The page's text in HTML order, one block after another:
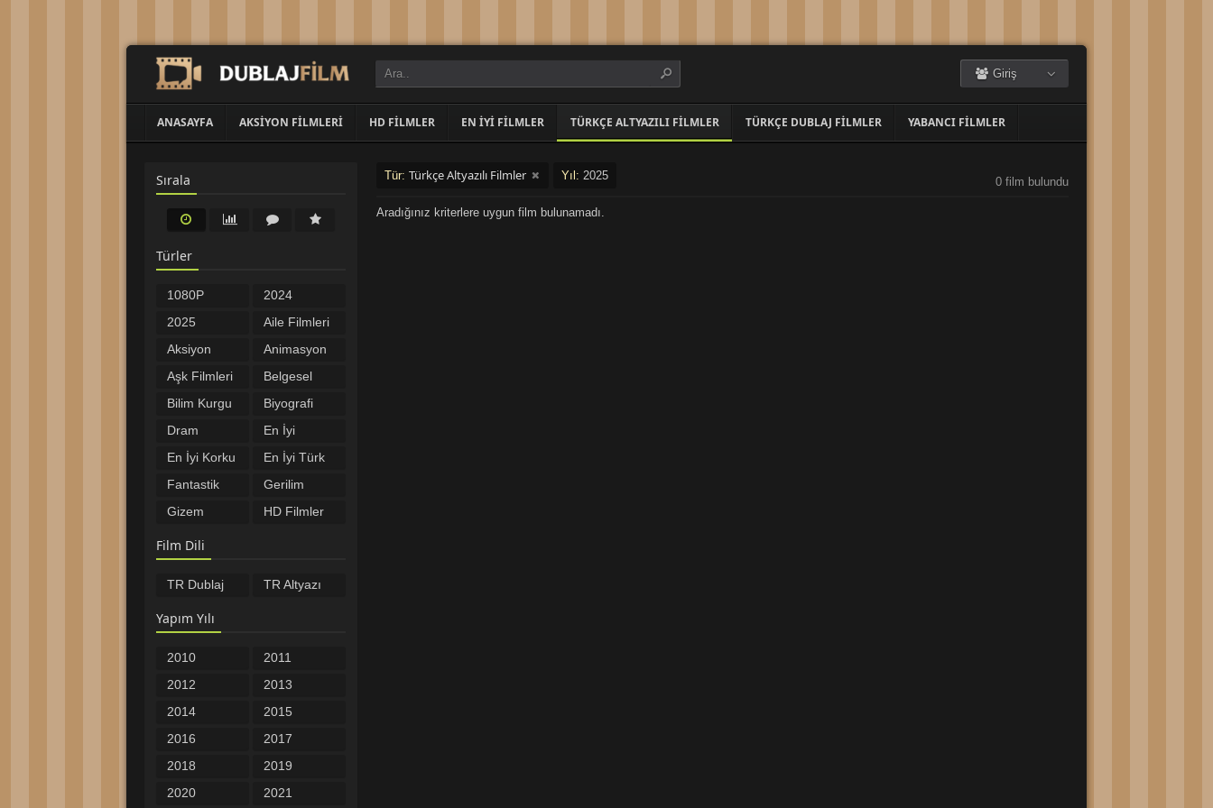
Giriş
ANASAYFA AKSIYON FILMLERI HD FILMLER EN İYI FILMLER TÜRKÇE ALTYAZILI FILMLER TÜRKÇE DUBLAJ FILMLER YABANCI FILMLER
Sırala
Türler
1080P
Filmler
2024
Filmleri
2025
Filmleri
Aile Filmleri
Aksiyon
Filmleri
Animasyon
Filmleri
Aşk Filmleri
Belgesel
Bilim Kurgu
Filmleri
Biyografi
Filmleri
Dram
Filmleri
En İyi
Filmler
En İyi Korku
Filmleri
En İyi Türk
Filmleri
Fantastik
Filmler
Gerilim
Filmleri
Gizem
HD Filmler
Komedi
Filmleri
Filmleri
Filmler
Savaş
Filmleri
Spor
Tarih
Filmler
Filmler
Film Dili
TR Dublaj TR Altyazı
Yapım Yılı
2010
Öncesi
2011
2012
2013
2014
2015
2016
2017
2018
2019
2020
2021
Tür: Türkçe Altyazılı Filmler Yıl: 2025 0 film bulundu
Aradığınız kriterlere uygun film bulunamadı.